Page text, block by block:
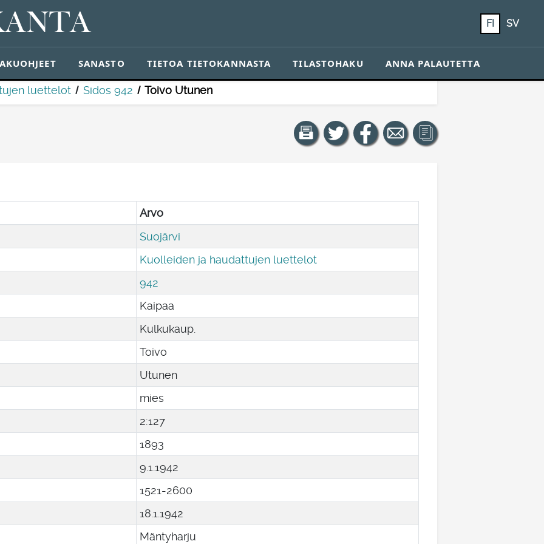
FI SV
SANASTO TIETOA TIETOKANNASTA TILASTOHAKU ANNA PALAUTETTA
luettelot Sidos 942 Toivo Utunen
Arvo
Suojärvi
Kuolleiden ja haudattujen luettelot
942
Kaipaa
Kulkukaup.
Toivo
Utunen
mies
2:127
1893
9.1 .1942
1521-2600
18.1 .1942
Mäntyharju